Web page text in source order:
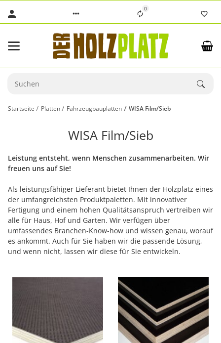
0
Startseite Platten Fahrzeugbauplatten WISA Film/Sieb
WISA Film/Sieb
Leistung entsteht, wenn Menschen zusammenarbeiten. Wir
freuen uns auf Sie!
Als leistungsfähiger Lieferant bietet Ihnen der Holzplatz eines
der umfangreichsten Produktpaletten. Mit innovativer
Fertigung und einem hohen Qualitätsanspruch vertreiben wir
alle für Haus, Hof und Garten. Wir verfügen über
umfassendes Branchen-Know-how und wissen genau, worauf
es ankommt. Auch für Sie haben wir die passende Lösung,
und wenn nicht, lassen wir diese für Sie entwickeln.